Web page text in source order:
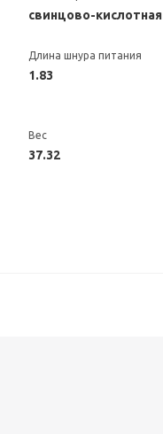
свинцово-кислотная
Длина шнура питания
1.83
Вес
37.32